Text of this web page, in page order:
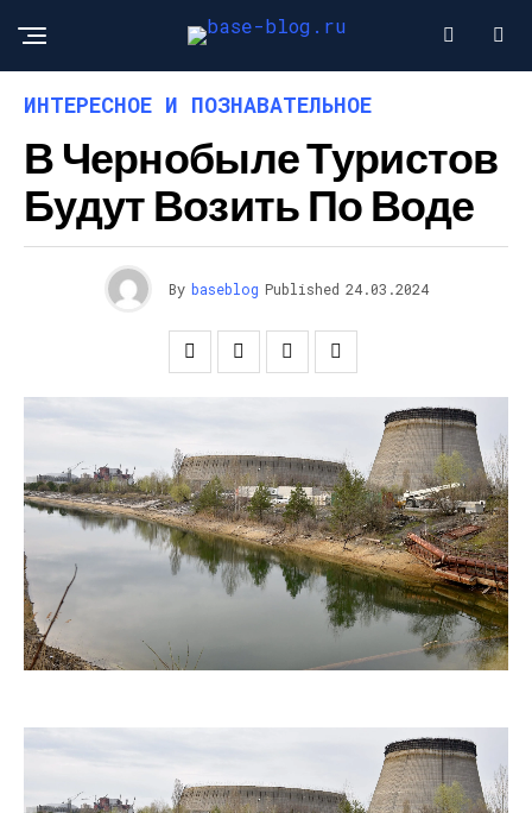
ИНТЕРЕСНОЕ И ПОЗНАВАТЕЛЬНОЕ
В Чернобыле Туристов
Будут Возить По Воде
By baseblog Published 24.03.2024